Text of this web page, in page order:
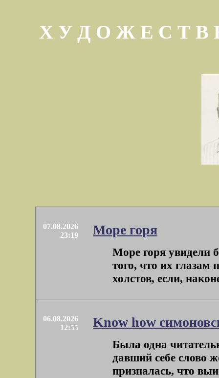
Х У Д О Ж Е С Т
07.08.2026
23:19
Море горя
Море горя увидели
того, что их глазам
холстов, если,
06.08.2026
12:55
Know how
Была одна
давший себе слово
призналась, что